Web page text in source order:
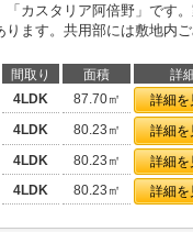
カスタリア阿倍野」です
ます。共用部には敷地内
間取り 面積 詳
4LDK 87.70㎡ 詳細を
4LDK 80.23㎡ 詳細を
4LDK 80.23㎡ 詳細を
4LDK 80.23㎡ 詳細を